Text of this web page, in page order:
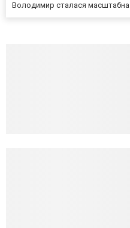
Володимир сталася масштабна